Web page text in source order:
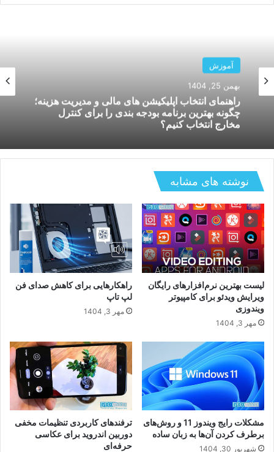
آموزش
بهمن 25, 1404
راهنمای انتخاب اپلیکیشن های مالی و مدیریت هزینه؛
مخارج انتخاب کنیم؟
آموزش
بهمن 14, 1404
خدمات راه اندازی شبکه | راهکارها، مراحل و
مفاهیم کلیدی
نوشته های مشابه
لیست بهترین نرم‌افزارهای رایگان
ویرایش ویدئو برای کامپیوتر
ویندوزی
مهر 3, 1404
راهکارهایی برای کاهش صدای فن
لپ‌ تاپ
مهر 3, 1404
مشکلات رایج ویندوز 11 و روش‌های
برطرف کردن آن‌ها به زبان ساده
شهریور 30, 1404
ترفندهای کاربردی تنظیمات مخفی
دوربین اندروید برای عکاسی
حرفه‌ای